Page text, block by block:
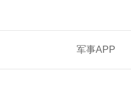
军事APP